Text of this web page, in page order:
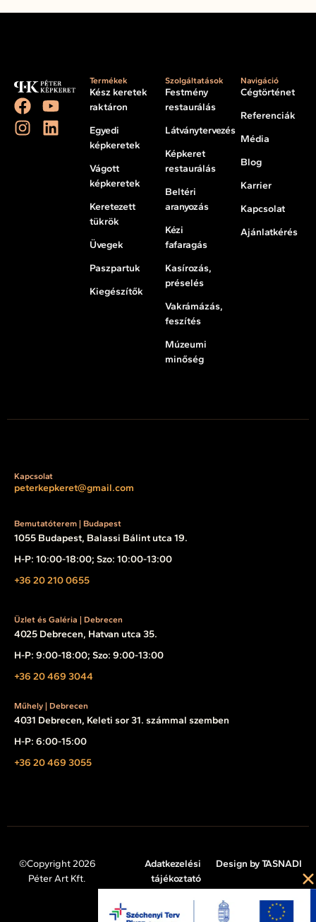
Termékek
Kész keretek
raktáron
Egyedi
képkeretek
Vágott
képkeretek
Keretezett
tükrök
Üvegek
Paszpartuk
Kiegészítők
Szolgáltatások
Festmény
restaurálás
Látványtervezés
Képkeret
restaurálás
Beltéri
aranyozás
Kézi
fafaragás
Kasírozás,
préselés
Vakrámázás,
feszítés
Múzeumi
minőség
Navigáció
Cégtörténet
Referenciák
Média
Blog
Karrier
Kapcsolat
Ajánlatkérés
Kapcsolat
peterkepkeret@gmail.com
Bemutatóterem | Budapest
1055 Budapest, Balassi Bálint utca 19.
H-P: 10:00-18:00; Szo: 10:00-13:00
+36 20 210 0655
Üzlet és Galéria | Debrecen
4025 Debrecen, Hatvan utca 35.
H-P: 9:00-18:00; Szo: 9:00-13:00
+36 20 469 3044
Műhely | Debrecen
4031 Debrecen, Keleti sor 31. számmal szemben
H-P: 6:00-15:00
+36 20 469 3055
©Copyright 2026
Péter Art Kft.
Adatkezelési
tájékoztató
Cookie tájékoztató
Design by TASNADI